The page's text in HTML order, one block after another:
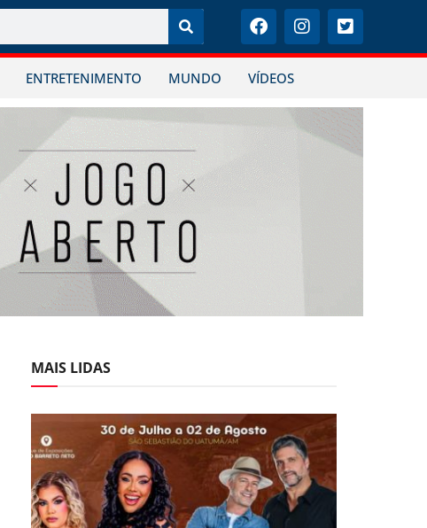
ENTRETENIMENTO MUNDO VÍDEOS
MAIS LIDAS